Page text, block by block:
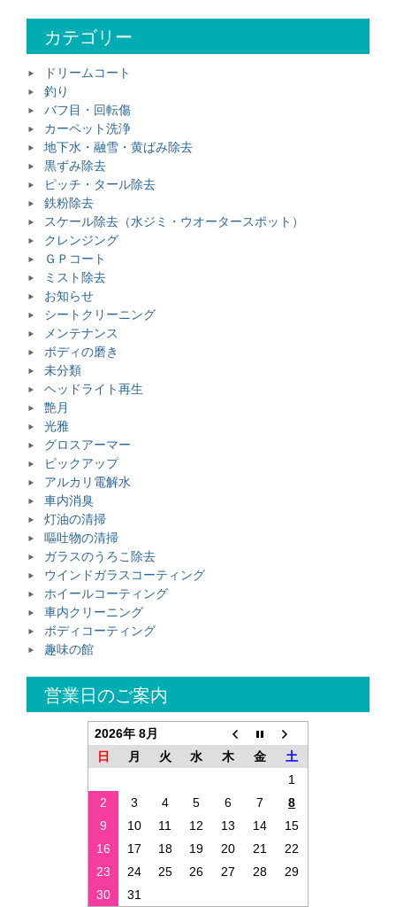
カテゴリー
ドリームコート
釣り
バフ目・回転傷
カーペット洗浄
地下水・融雪・黄ばみ除去
黒ずみ除去
ピッチ・タール除去
鉄粉除去
スケール除去（水ジミ・ウオータースポット）
クレンジング
ＧＰコート
ミスト除去
お知らせ
シートクリーニング
メンテナンス
ボディの磨き
未分類
ヘッドライト再生
艶月
光雅
グロスアーマー
ピックアップ
アルカリ電解水
車内消臭
灯油の清掃
嘔吐物の清掃
ガラスのうろこ除去
ウインドガラスコーティング
ホイールコーティング
車内クリーニング
ボディコーティング
趣味の館
営業日のご案内
2026年 8月
日
月 火 水 木 金
土
1
2
3 4 5 6 7
8
9
10 11 12 13 14
15
16
17 18 19 20 21
22
23
24 25 26 27 28
29
30
31